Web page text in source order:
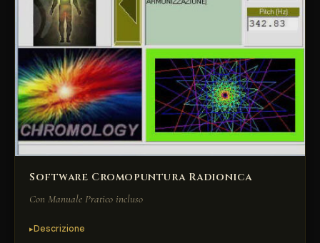
Software Cromopuntura Radionica
Con Manuale Pratico incluso
Descrizione